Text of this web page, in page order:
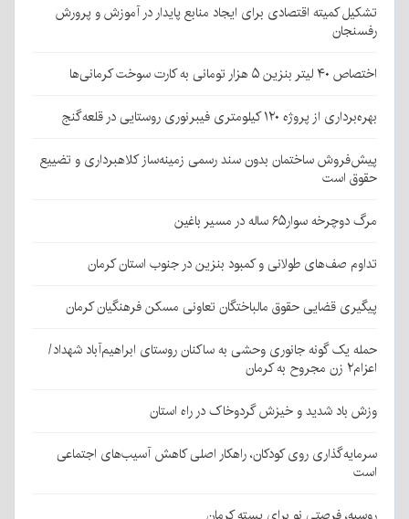
تشکیل کمیته اقتصادی برای ایجاد منابع پایدار در آموزش و پرورش
رفسنجان
اختصاص ۴۰ لیتر بنزین ۵ هزار تومانی به کارت سوخت کرمانی‌ها
بهره‌برداری از پروژه ۱۲۰ کیلومتری فیبرنوری روستایی در قلعه‌گنج
پیش‌فروش ساختمان بدون سند رسمی زمینه‌ساز کلاهبرداری و تضییع
حقوق است
مرگ دوچرخه سوار۶۵ ساله در مسیر باغین
تداوم صف‌های طولانی و کمبود بنزین در جنوب استان کرمان
پیگیری قضایی حقوق مالباختگان تعاونی مسکن فرهنگیان کرمان
حمله یک گونه جانوری وحشی به ساکنان روستای ابراهیم‌آباد شهداد/
اعزام۲ زن مجروح به کرمان
وزش باد شدید و خیزش گردوخاک در راه استان
سرمایه‌گذاری روی کودکان، راهکار اصلی کاهش آسیب‌های اجتماعی
است